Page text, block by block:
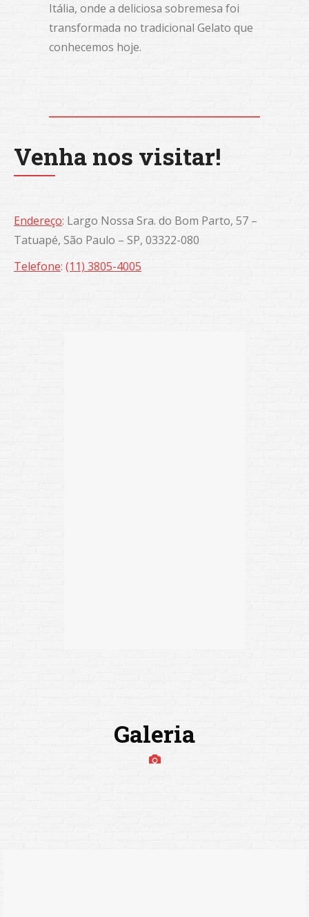
Itália, onde a deliciosa sobremesa foi
transformada no tradicional Gelato que
conhecemos hoje.
Venha nos visitar!
Endereço: Largo Nossa Sra. do Bom Parto, 57 –
Tatuapé, São Paulo – SP, 03322-080
Telefone: (11) 3805-4005
Galeria